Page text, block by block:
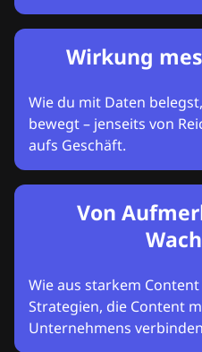
Wirkung
Wie du mit Daten
bewegt – jenseits von
aufs Geschäft.
Von
Wie aus starkem
Strategien, die Content
Unternehmens